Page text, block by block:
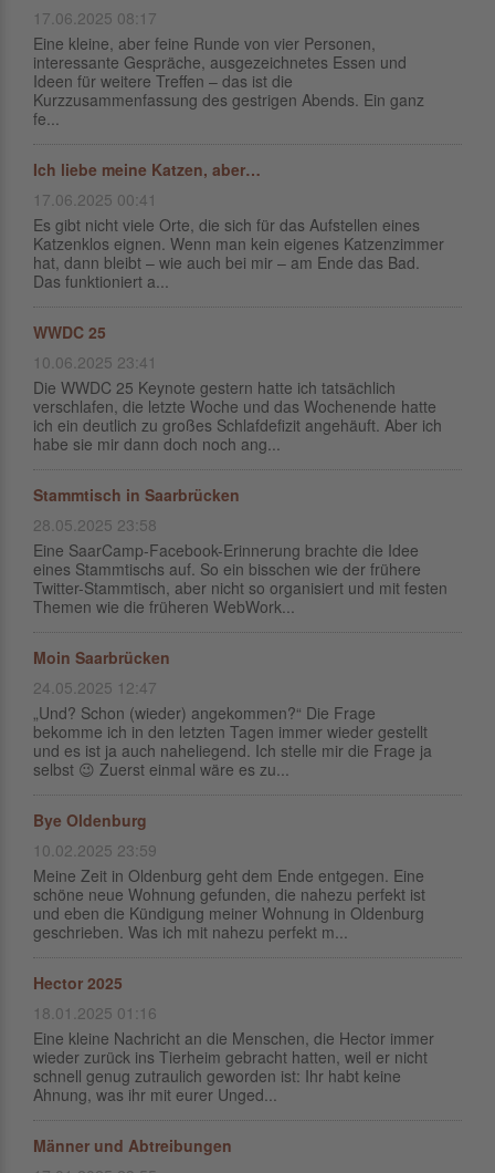
17.06.2025 08:17
Eine kleine, aber feine Runde von vier Personen,
interessante Gespräche, ausgezeichnetes Essen und
Ideen für weitere Treffen – das ist die
Kurzzusammenfassung des gestrigen Abends. Ein ganz
fe...
Ich liebe meine Katzen, aber…
17.06.2025 00:41
Es gibt nicht viele Orte, die sich für das Aufstellen eines
Katzenklos eignen. Wenn man kein eigenes Katzenzimmer
hat, dann bleibt – wie auch bei mir – am Ende das Bad.
Das funktioniert a...
WWDC 25
10.06.2025 23:41
Die WWDC 25 Keynote gestern hatte ich tatsächlich
verschlafen, die letzte Woche und das Wochenende hatte
ich ein deutlich zu großes Schlafdefizit angehäuft. Aber ich
habe sie mir dann doch noch ang...
Stammtisch in Saarbrücken
28.05.2025 23:58
Eine SaarCamp-Facebook-Erinnerung brachte die Idee
eines Stammtischs auf. So ein bisschen wie der frühere
Twitter-Stammtisch, aber nicht so organisiert und mit festen
Themen wie die früheren WebWork...
Moin Saarbrücken
24.05.2025 12:47
„Und? Schon (wieder) angekommen?“ Die Frage
bekomme ich in den letzten Tagen immer wieder gestellt
und es ist ja auch naheliegend. Ich stelle mir die Frage ja
selbst 😉 Zuerst einmal wäre es zu...
Bye Oldenburg
10.02.2025 23:59
Meine Zeit in Oldenburg geht dem Ende entgegen. Eine
schöne neue Wohnung gefunden, die nahezu perfekt ist
und eben die Kündigung meiner Wohnung in Oldenburg
geschrieben. Was ich mit nahezu perfekt m...
Hector 2025
18.01.2025 01:16
Eine kleine Nachricht an die Menschen, die Hector immer
wieder zurück ins Tierheim gebracht hatten, weil er nicht
schnell genug zutraulich geworden ist: Ihr habt keine
Ahnung, was ihr mit eurer Unged...
Männer und Abtreibungen